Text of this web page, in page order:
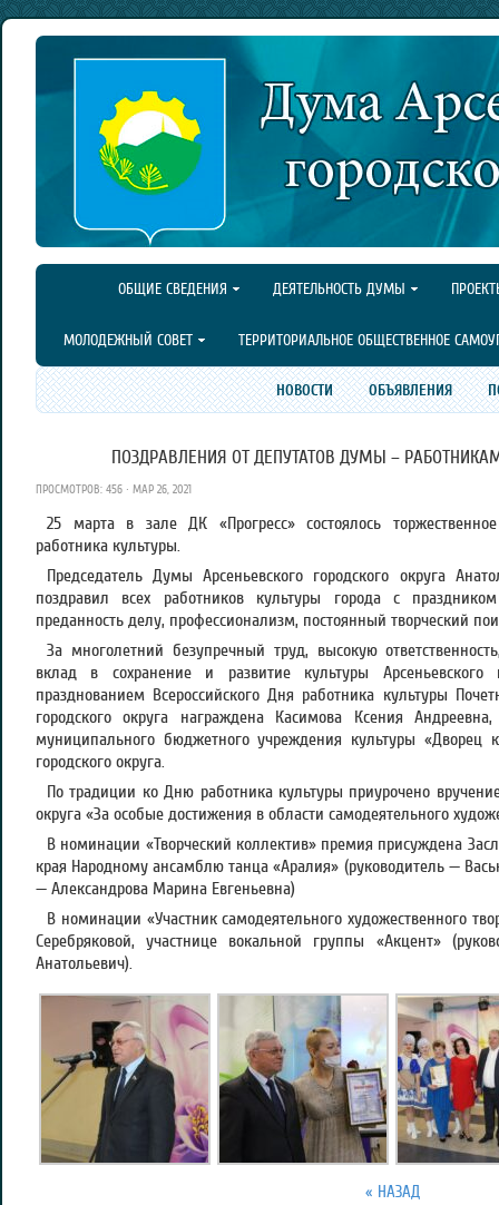
ОБЩИЕ СВЕДЕНИЯ ДЕЯТЕЛЬНОСТЬ ДУМЫ
МОЛОДЕЖНЫЙ СОВЕТ ТЕРРИТОРИАЛЬНОЕ ОБЩЕСТВЕННОЕ
НОВОСТИ ОБЪЯВЛЕНИЯ
ПОЗДРАВЛЕНИЯ ОТ ДЕПУТАТОВ ДУМЫ –
ПРОСМОТРОВ: 456 · МАР 26, 2021
25 марта в зале ДК «Прогресс» состоялось
работника культуры.
Председатель Думы Арсеньевского городского округа
поздравил всех работников культуры города с
преданность делу, профессионализм, постоянный творческий
За многолетний безупречный труд, высокую
вклад в сохранение и развитие культуры
празднованием Всероссийского Дня работника культуры
городского округа награждена Касимова Ксения
муниципального бюджетного учреждения культуры «Дворец
городского округа.
По традиции ко Дню работника культуры приурочено
округа «За особые достижения в области самодеятельного
В номинации «Творческий коллектив» премия присуждена
края Народному ансамблю танца «Аралия» (руководитель —
— Александрова Марина Евгеньевна)
В номинации «Участник самодеятельного художественного
Серебряковой, участнице вокальной группы «Акцент»
Анатольевич).
« НАЗАД